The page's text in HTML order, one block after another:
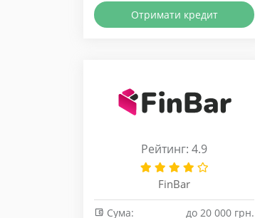
Отримати кредит
Рейтинг: 4.9
FinBar
Сума:
до 20 000 грн.